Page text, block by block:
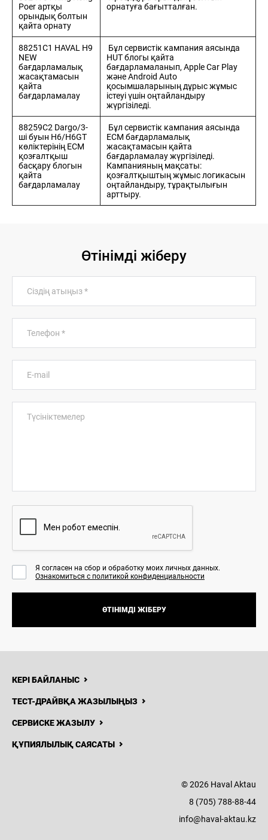
ЖАҢАЛЫҚТАР БАЙЛАНЫСТАР
8 (705)
788-88-44
Haval
Aktau
Poer артқы
орындық болтын
қайта орнату
орнатуға бағытталған.
88251C1 HAVAL H9
NEW
бағдарламалық
жасақтамасын
қайта
бағдарламалау
Бұл сервистік кампания аясында
HUT блогы қайта
бағдарламаланып, Apple Car Play
және Android Auto
қосымшаларының дұрыс жұмыс
істеуі үшін оңтайландыру
жүргізіледі.
88259C2 Dargo/3-
ші буын H6/H6GT
көліктерінің ECM
қозғалтқыш
басқару блогын
қайта
бағдарламалау
Бұл сервистік кампания аясында
ECM бағдарламалық
жасақтамасын қайта
бағдарламалау жүргізіледі.
Кампанияның мақсаты:
қозғалтқыштың жұмыс логикасын
оңтайландыру, тұрақтылығын
арттыру.
Өтінімді жіберу
Сіздің атыңыз*
Телефон *
E-mail
Түсініктемелер
Я согласен на сбор и обработку моих личных данных.
Ознакомиться с политикой конфиденциальности
ӨТІНІМДІ ЖІБЕРУ
КЕРІ БАЙЛАНЫС
ТЕСТ-ДРАЙВҚА ЖАЗЫЛЫҢЫЗ
СЕРВИСКЕ ЖАЗЫЛУ
ҚҰПИЯЛЫЛЫҚ САЯСАТЫ
© 2026 Haval Aktau
8 (705) 788-88-44
info@haval-aktau.kz